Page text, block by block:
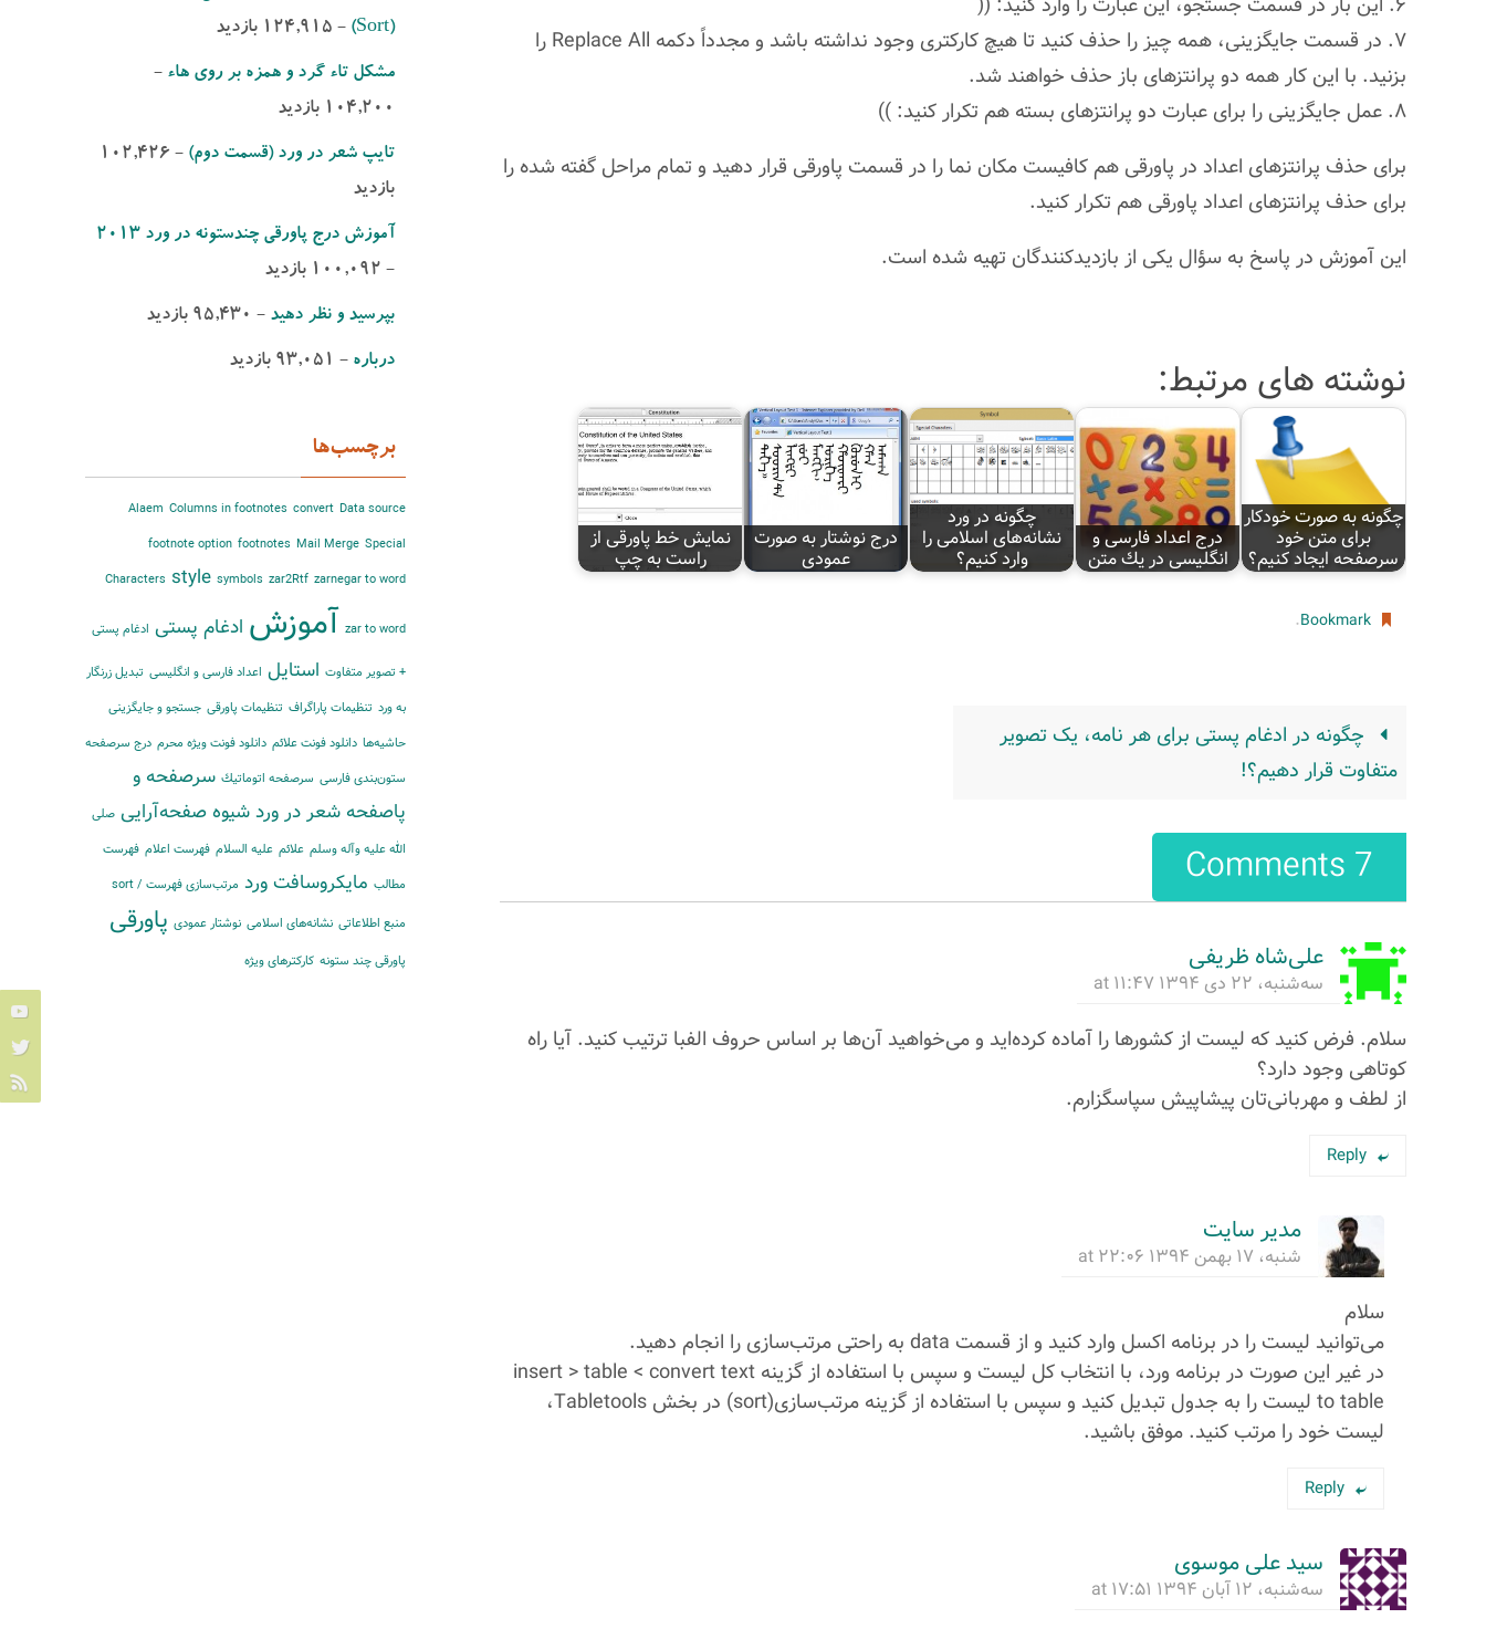
۷. در قسمت جایگزینی، همه چیز را حذف کنید تا هیچ کارکتری وجود نداشته باشد و مجدداً دکمه Replace All را
بزنید. با این کار همه دو پرانتزهای باز حذف خواهند شد.
۸. عمل جایگزینی را برای عبارت دو پرانتزهای بسته هم تکرار کنید: ))
برای حذف پرانتزهای اعداد در پاورقی هم کافیست مکان نما را در قسمت پاورقی قرار دهید و تمام مراحل گفته شده را
برای حذف پرانتزهای اعداد پاورقی هم تکرار کنید.
این آموزش در پاسخ به سؤال یکی از بازدیدکنندگان تهیه شده است.
نوشته های مرتبط:
چگونه به صورت خودکار
برای متن خود
سرصفحه ایجاد کنیم؟
درج اعداد فارسی و
انگلیسی در یك متن
چگونه در ورد
نشانه‌های اسلامی را
وارد کنیم؟
درج نوشتار به صورت
عمودی
نمایش خط پاورقی از
راست به چپ
Bookmark
.
چگونه در ادغام پستی برای هر نامه، یک تصویر
متفاوت قرار دهیم؟!
7 Comments
علی‌شاه ظریفی
سه‌شنبه، ۲۲ دی ۱۳۹۴ at ۱۱:۴۷
سلام. فرض کنید که لیست از کشورها را آماده کرده‌اید و می‌خواهید آن‌ها بر اساس حروف الفبا ترتیب کنید. آیا راه
کوتاهی وجود دارد؟
از لطف و مهربانی‌تان پیشاپیش سپاسگزارم.
Reply
مدیر سایت
شنبه، ۱۷ بهمن ۱۳۹۴ at ۲۲:۰۶
سلام
می‌توانید لیست را در برنامه اکسل وارد کنید و از قسمت data به راحتی مرتب‌سازی را انجام دهید.
در غیر این صورت در برنامه ورد، با انتخاب کل لیست و سپس با استفاده از گزینه insert > table < convert text
to table لیست را به جدول تبدیل کنید و سپس با استفاده از گزینه مرتب‌سازی(sort) در بخش Tabletools،
لیست خود را مرتب کنید. موفق باشید.
Reply
سید علی موسوی
سه‌شنبه، ۱۲ آبان ۱۳۹۴ at ۱۷:۵۱
(Sort)‌
- ‌124,915 بازدید
مشكل تاء گرد و همزه بر روی هاء -
‌104,200 بازدید
تایپ شعر در ورد (قسمت دوم)
- ‌102,426
بازدید
آموزش درج پاورقی چندستونه در ورد 2013
- ‌100,092 بازدید
بپرسید و نظر دهید - ‌95,430 بازدید
درباره - ‌93,051 بازدید
برچسب‌ها
Alaem Columns in footnotes convert Data source
footnote option footnotes Mail Merge Special
Characters style symbols zar2Rtf zarnegar to word
zar to word آموزش ادغام پستی ادغام پستی
+ تصویر متفاوت استایل اعداد فارسی و انگلیسی تبدیل زرنگار
به ورد تنظیمات پاراگراف تنظیمات پاورقی جستجو و جایگزینی
حاشیه‌‌ها دانلود فونت علائم دانلود فونت ویژه محرم درج سرصفحه
ستون‌بندی فارسی سرصفحه اتوماتیك سرصفحه و
پاصفحه شعر در وردشیوهصفحه‌آرایی صلی
الله علیه وآله وسلم علائم علیه السلام فهرست اعلام فهرست
مطالب مایكروسافت ورد مرتب‌‌سازی فهرست / sort
منبع اطلاعاتی نشانه‌های اسلامی نوشتار عمودی پاورقی
پاورقی چند ستونه کارکترهای ویژه